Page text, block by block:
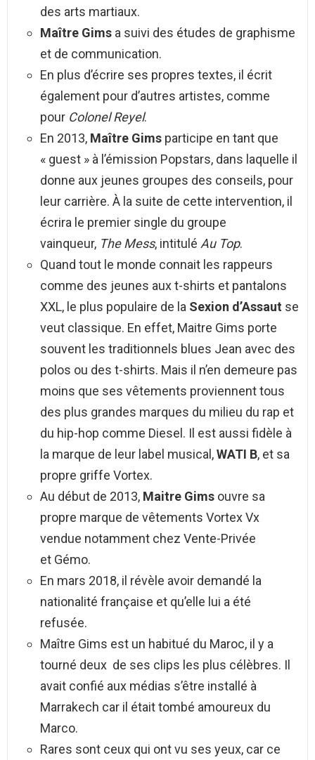
des arts martiaux.
Maître Gims a suivi des études de graphisme
et de communication.
En plus d’écrire ses propres textes, il écrit
également pour d’autres artistes, comme
pour Colonel Reyel.
En 2013, Maître Gims participe en tant que
« guest » à l’émission Popstars, dans laquelle il
donne aux jeunes groupes des conseils, pour
leur carrière. À la suite de cette intervention, il
écrira le premier single du groupe
vainqueur, The Mess, intitulé Au Top.
Quand tout le monde connait les rappeurs
comme des jeunes aux t-shirts et pantalons
XXL, le plus populaire de la Sexion d’Assaut se
veut classique. En effet, Maitre Gims porte
souvent les traditionnels blues Jean avec des
polos ou des t-shirts. Mais il n’en demeure pas
moins que ses vêtements proviennent tous
des plus grandes marques du milieu du rap et
du hip-hop comme Diesel. Il est aussi fidèle à
la marque de leur label musical,WATI B, et sa
propre griffe Vortex.
Au début de 2013, Maitre Gims ouvre sa
propre marque de vêtements Vortex Vx
vendue notamment chez Vente-Privée
et Gémo.
En mars 2018, il révèle avoir demandé la
nationalité française et qu’elle lui a été
refusée.
Maître Gims est un habitué du Maroc, il y a
tourné deux de ses clips les plus célèbres. Il
avait confié aux médias s’être installé à
Marrakech car il était tombé amoureux du
Marco.
Rares sont ceux qui ont vu ses yeux, car ce